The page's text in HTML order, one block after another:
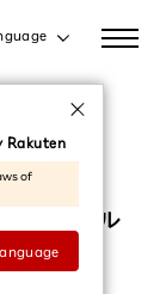
の看板
ヴィッセル
Rakuten
of